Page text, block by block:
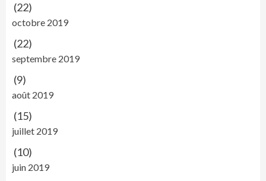
(22)
octobre 2019
(22)
septembre 2019
(9)
août 2019
(15)
juillet 2019
(10)
juin 2019